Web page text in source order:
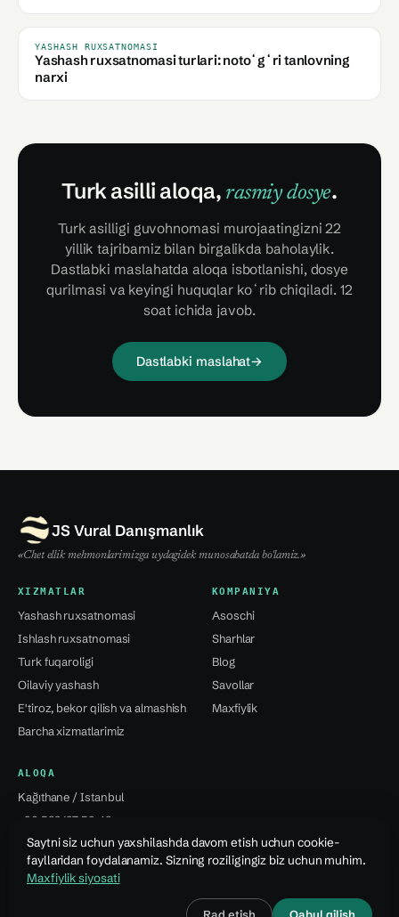
YASHASH RUXSATNOMASI
Yashash ruxsatnomasi turlari: notoʻgʻri tanlovning
narxi
Turk asilli aloqa, rasmiy dosye.
Turk asilligi guvohnomasi murojaatingizni 22
yillik tajribamiz bilan birgalikda baholaylik.
Dastlabki maslahatda aloqa isbotlanishi, dosye
qurilmasi va keyingi huquqlar koʻrib chiqiladi. 12
soat ichida javob.
Dastlabki maslahat→
JS Vural Danışmanlık
«Chet ellik mehmonlarimizga uydagidek munosabatda bo'lamiz.»
XIZMATLAR
Yashash ruxsatnomasi
Ishlash ruxsatnomasi
Turk fuqaroligi
Oilaviy yashash
E'tiroz, bekor qilish va almashish
Barcha xizmatlarimiz
KOMPANIYA
Asoschi
Sharhlar
Blog
Savollar
Maxfiylik
ALOQA
Kağıthane / Istanbul
+90 532 137 59 49
info@jsvural...
© 2026 Jale Snejana Vural Danışmanlık Hizmetleri Ltd. Şti.
Saytni siz uchun yaxshilashda davom etish uchun cookie-
fayllaridan foydalanamiz. Sizning roziligingiz biz uchun muhim.
Maxfiylik siyosati